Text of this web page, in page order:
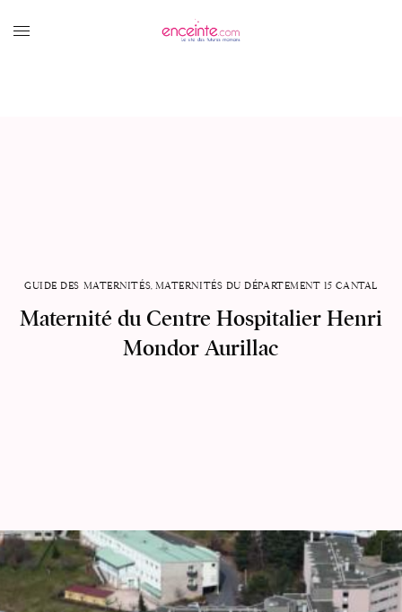
GUIDE DES MATERNITÉS, MATERNITÉS DU DÉPARTEMENT 15 CANTAL
Maternité du Centre Hospitalier Henri
Mondor Aurillac